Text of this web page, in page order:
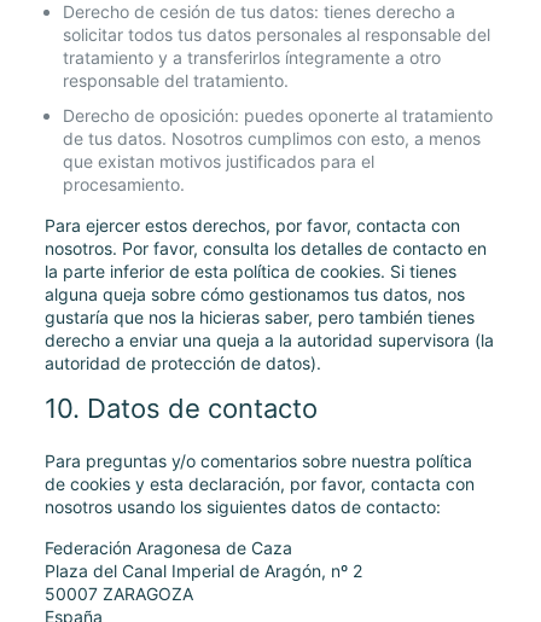
Derecho de cesión de tus datos: tienes derecho a
solicitar todos tus datos personales al responsable del
tratamiento y a transferirlos íntegramente a otro
responsable del tratamiento.
Derecho de oposición: puedes oponerte al tratamiento
de tus datos. Nosotros cumplimos con esto, a menos
que existan motivos justificados para el
procesamiento.
Para ejercer estos derechos, por favor, contacta con
nosotros. Por favor, consulta los detalles de contacto en
la parte inferior de esta política de cookies. Si tienes
alguna queja sobre cómo gestionamos tus datos, nos
gustaría que nos la hicieras saber, pero también tienes
derecho a enviar una queja a la autoridad supervisora (la
autoridad de protección de datos).
10. Datos de contacto
Para preguntas y/o comentarios sobre nuestra política
de cookies y esta declaración, por favor, contacta con
nosotros usando los siguientes datos de contacto:
Federación Aragonesa de Caza
Plaza del Canal Imperial de Aragón, nº 2
50007 ZARAGOZA
España